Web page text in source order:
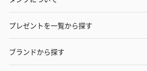
プレゼントを一覧から探す
ブランドから探す